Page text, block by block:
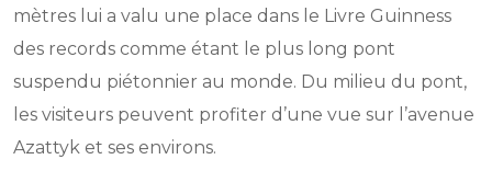
mètres lui a valu une place dans le Livre Guinness
des records comme étant le plus long pont
suspendu piétonnier au monde. Du milieu du pont,
les visiteurs peuvent profiter d’une vue sur l’avenue
Azattyk et ses environs.